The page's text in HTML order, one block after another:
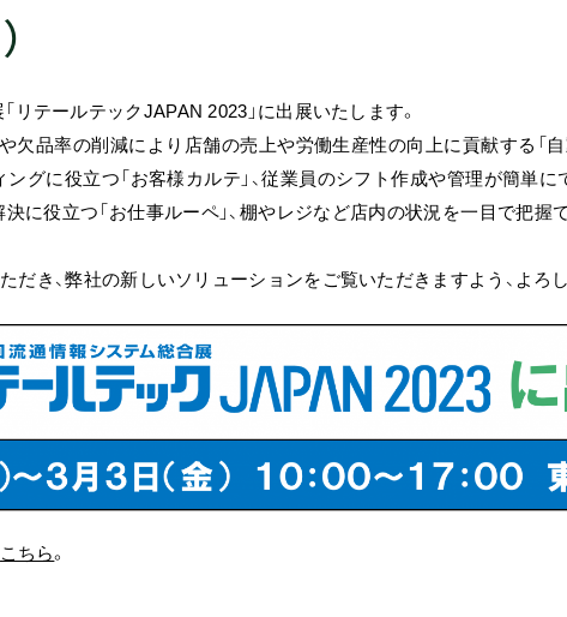
テールテックJAPAN 2023」に出展いたします。
品率の削減により店舗の売上や労働生産性の向上に貢献する「自
グに役立つ「お客様カルテ」、従業員のシフト作成や管理が簡単に
役立つ「お仕事ルーペ」、棚やレジなど店内の状況を一目で把握
だき、弊社の新しいソリューションをご覧いただきますよう、よろ
こちら。